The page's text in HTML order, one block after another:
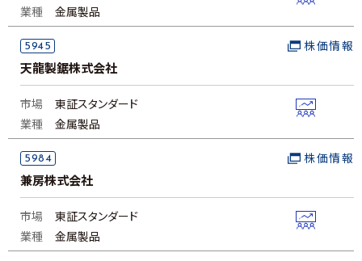
業種
金属製品
5945
天龍製鋸株式会社
株価情報
市場
東証スタンダード
業種
金属製品
5984
兼房株式会社
株価情報
市場
東証スタンダード
業種
金属製品